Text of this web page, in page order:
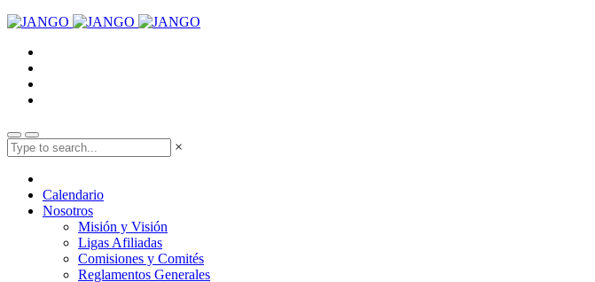
×
Calendario
Nosotros
Misión y Visión
Ligas Afiliadas
Comisiones y Comités
Reglamentos Generales